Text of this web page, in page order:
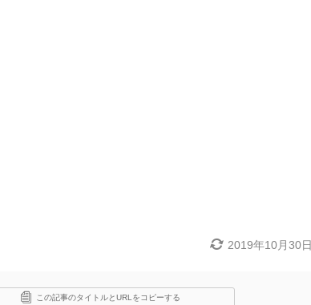
2019年10月30日
この記事のタイトルとURLをコピーする